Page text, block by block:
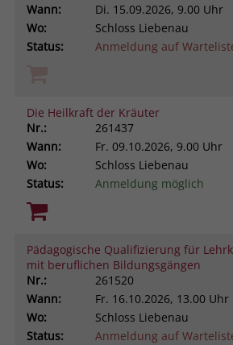
Wann:
Di. 15.09.2026, 9.00 Uhr
Wo:
Schloss Liebenau
Status:
Anmeldung auf
Die Heilkraft der Kräuter
Nr.:
261437
Wann:
Fr. 09.10.2026, 9.00 Uhr
Wo:
Schloss Liebenau
Status:
Anmeldung möglich
Pädagogische Qualifizierung für
mit beruflichen Bildungsgängen
Nr.:
261520
Wann:
Fr. 16.10.2026, 13.00 Uhr
Wo:
Schloss Liebenau
Status:
Anmeldung auf